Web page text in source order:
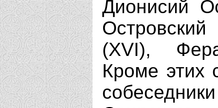
Дионисий
(ХVI),
Кроме этих